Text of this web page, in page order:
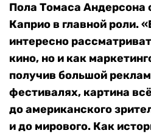
Пола Томаса Андерсона
Каприо в главной роли.
интересно
кино, но и как
получив большой
фестивалях, картина
до американского
и до мирового. Как